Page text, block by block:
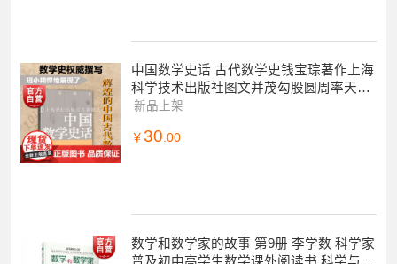
中国数学史话 古代数学史钱宝琮著作上海
科学技术出版社图文并茂勾股圆周率天元
术数学科普读物另著古算考源/中国算学
新品上架
￥ 30 .00
数学和数学家的故事 第9册 李学数 科学家